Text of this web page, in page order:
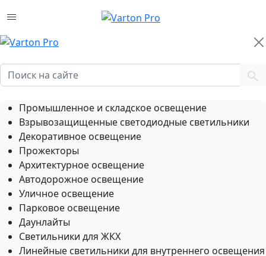
Промышленное и складское освещение
Взрывозащищенные светодиодные светильники
Декоративное освещение
Прожекторы
Архитектурное освещение
Автодорожное освещение
Уличное освещение
Парковое освещение
Даунлайты
Светильники для ЖКХ
Линейные светильники для внутреннего освещения